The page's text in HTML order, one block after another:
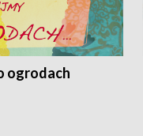
ogrodach